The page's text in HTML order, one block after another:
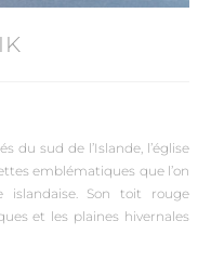
du sud de l’Islande, l’église
emblématiques que l’on
Son toit rouge
et les plaines hivernales